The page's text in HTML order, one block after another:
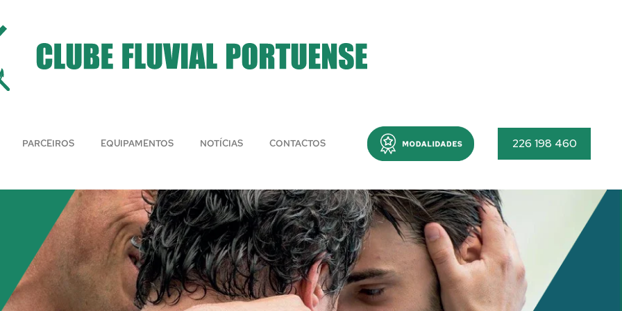
PARCEIROS EQUIPAMENTOS NOTÍCIAS CONTACTOS Menu 226 198 460